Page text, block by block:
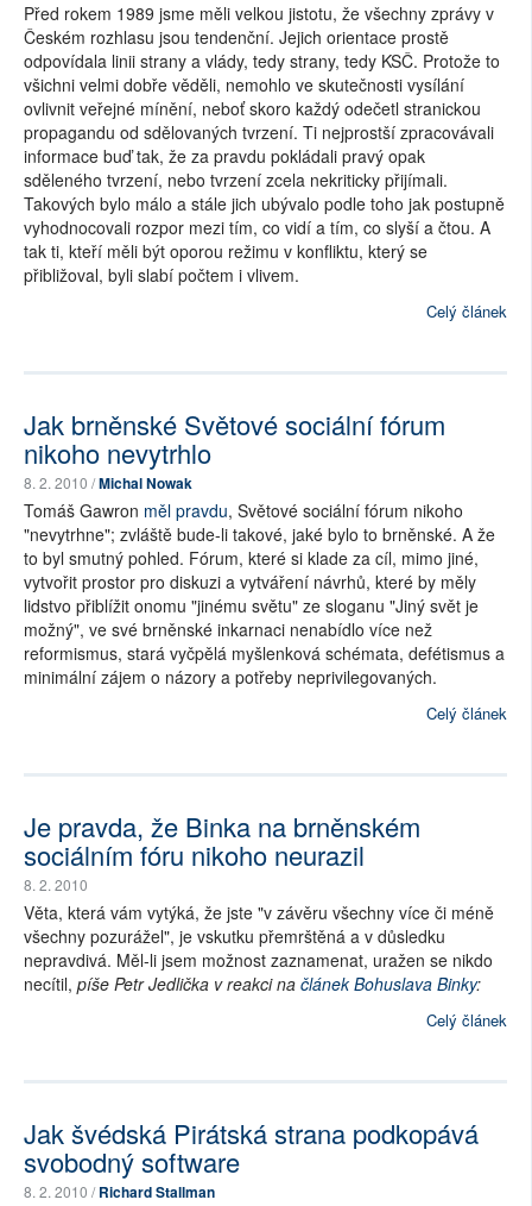
Před rokem 1989 jsme měli velkou jistotu, že všechny zprávy v
Českém rozhlasu jsou tendenční. Jejich orientace prostě
odpovídala linii strany a vlády, tedy strany, tedy KSČ. Protože to
všichni velmi dobře věděli, nemohlo ve skutečnosti vysílání
ovlivnit veřejné mínění, neboť skoro každý odečetl stranickou
propagandu od sdělovaných tvrzení. Ti nejprostší zpracovávali
informace buď tak, že za pravdu pokládali pravý opak
sděleného tvrzení, nebo tvrzení zcela nekriticky přijímali.
Takových bylo málo a stále jich ubývalo podle toho jak postupně
vyhodnocovali rozpor mezi tím, co vidí a tím, co slyší a čtou. A
tak ti, kteří měli být oporou režimu v konfliktu, který se
přibližoval, byli slabí počtem i vlivem.
Celý článek
Jak brněnské Světové sociální fórum
nikoho nevytrhlo
8. 2. 2010 /Michal Nowak
Tomáš Gawron měl pravdu, Světové sociální fórum nikoho
"nevytrhne"; zvláště bude-li takové, jaké bylo to brněnské. A že
to byl smutný pohled. Fórum, které si klade za cíl, mimo jiné,
vytvořit prostor pro diskuzi a vytváření návrhů, které by měly
lidstvo přiblížit onomu "jinému světu" ze sloganu "Jiný svět je
možný", ve své brněnské inkarnaci nenabídlo více než
reformismus, stará vyčpělá myšlenková schémata, defétismus a
minimální zájem o názory a potřeby neprivilegovaných.
Celý článek
Je pravda, že Binka na brněnském
sociálním fóru nikoho neurazil
8. 2. 2010
Věta, která vám vytýká, že jste "v závěru všechny více či méně
všechny pozurážel", je vskutku přemrštěná a v důsledku
nepravdivá. Měl-li jsem možnost zaznamenat, uražen se nikdo
necítil, píše Petr Jedlička v reakci na článek Bohuslava Binky:
Celý článek
Jak švédská Pirátská strana podkopává
svobodný software
8. 2. 2010 /Richard Stallman